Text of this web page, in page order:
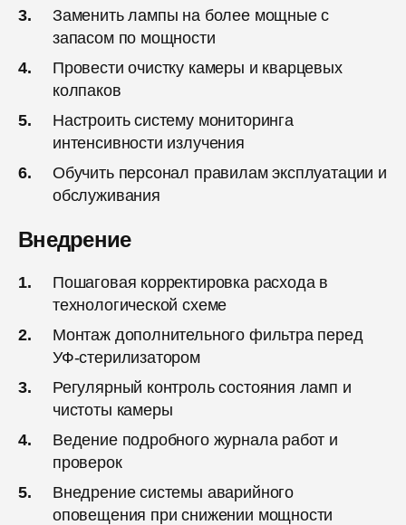
Заменить лампы на более мощные с
запасом по мощности
Провести очистку камеры и кварцевых
колпаков
Настроить систему мониторинга
интенсивности излучения
Обучить персонал правилам эксплуатации и
обслуживания
Внедрение
Пошаговая корректировка расхода в
технологической схеме
Монтаж дополнительного фильтра перед
УФ-стерилизатором
Регулярный контроль состояния ламп и
чистоты камеры
Ведение подробного журнала работ и
проверок
Внедрение системы аварийного
оповещения при снижении мощности